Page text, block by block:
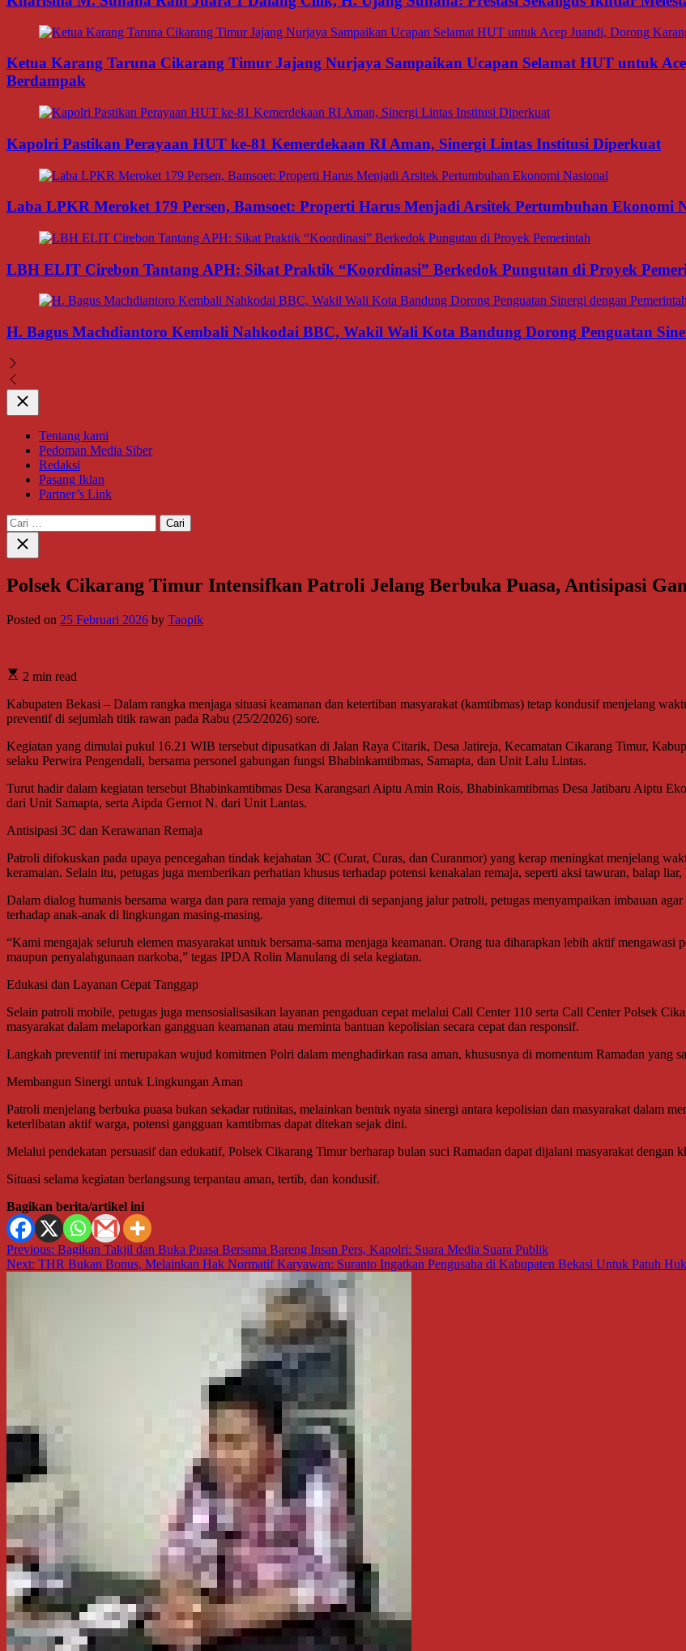
Ketua Karang Taruna Cikarang Timur Jajang Nurjaya Sampaikan Ucapan Selamat HUT untuk
Berdampak
Kapolri Pastikan Perayaan HUT ke-81 Kemerdekaan RI Aman, Sinergi Lintas Institusi Diperkuat
Laba LPKR Meroket 179 Persen, Bamsoet: Properti Harus Menjadi Arsitek Pertumbuhan Ekonomi
LBH ELIT Cirebon Tantang APH: Sikat Praktik “Koordinasi” Berkedok Pungutan di Proyek
H. Bagus Machdiantoro Kembali Nahkodai BBC, Wakil Wali Kota Bandung Dorong Penguatan
Close
Tentang kami
Pedoman Media Siber
Redaksi
Pasang Iklan
Partner’s Link
Cari
untuk:
Close
search
Polsek Cikarang Timur Intensifkan Patroli Jelang Berbuka Puasa, Antisipasi
Posted on 25 Februari 2026 by Taopik
2 min read
Kabupaten Bekasi – Dalam rangka menjaga situasi keamanan dan ketertiban masyarakat (kamtibmas) tetap kondusif menjelang
preventif di sejumlah titik rawan pada Rabu (25/2/2026) sore.
Kegiatan yang dimulai pukul 16.21 WIB tersebut dipusatkan di Jalan Raya Citarik, Desa Jatireja, Kecamatan Cikarang Timur,
selaku Perwira Pengendali, bersama personel gabungan fungsi Bhabinkamtibmas, Samapta, dan Unit Lalu Lintas.
Turut hadir dalam kegiatan tersebut Bhabinkamtibmas Desa Karangsari Aiptu Amin Rois, Bhabinkamtibmas Desa Jatibaru Aiptu
dari Unit Samapta, serta Aipda Gernot N. dari Unit Lantas.
Antisipasi 3C dan Kerawanan Remaja
Patroli difokuskan pada upaya pencegahan tindak kejahatan 3C (Curat, Curas, dan Curanmor) yang kerap meningkat menjelang
keramaian. Selain itu, petugas juga memberikan perhatian khusus terhadap potensi kenakalan remaja, seperti aksi tawuran, balap
Dalam dialog humanis bersama warga dan para remaja yang ditemui di sepanjang jalur patroli, petugas menyampaikan imbauan
terhadap anak-anak di lingkungan masing-masing.
“Kami mengajak seluruh elemen masyarakat untuk bersama-sama menjaga keamanan. Orang tua diharapkan lebih aktif mengawasi
maupun penyalahgunaan narkoba,” tegas IPDA Rolin Manulang di sela kegiatan.
Edukasi dan Layanan Cepat Tanggap
Selain patroli mobile, petugas juga mensosialisasikan layanan pengaduan cepat melalui Call Center 110 serta Call Center Polsek
masyarakat dalam melaporkan gangguan keamanan atau meminta bantuan kepolisian secara cepat dan responsif.
Langkah preventif ini merupakan wujud komitmen Polri dalam menghadirkan rasa aman, khususnya di momentum Ramadan yang
Membangun Sinergi untuk Lingkungan Aman
Patroli menjelang berbuka puasa bukan sekadar rutinitas, melainkan bentuk nyata sinergi antara kepolisian dan masyarakat dalam
keterlibatan aktif warga, potensi gangguan kamtibmas dapat ditekan sejak dini.
Melalui pendekatan persuasif dan edukatif, Polsek Cikarang Timur berharap bulan suci Ramadan dapat dijalani masyarakat dengan
Situasi selama kegiatan berlangsung terpantau aman, tertib, dan kondusif.
Bagikan berita/artikel ini
Navigasi
pos
Previous: Bagikan Takjil dan Buka Puasa Bersama Bareng Insan Pers, Kapolri: Suara Media Suara Publik
Next: THR Bukan Bonus, Melainkan Hak Normatif Karyawan: Suranto Ingatkan Pengusaha di Kabupaten Bekasi Untuk Patuh